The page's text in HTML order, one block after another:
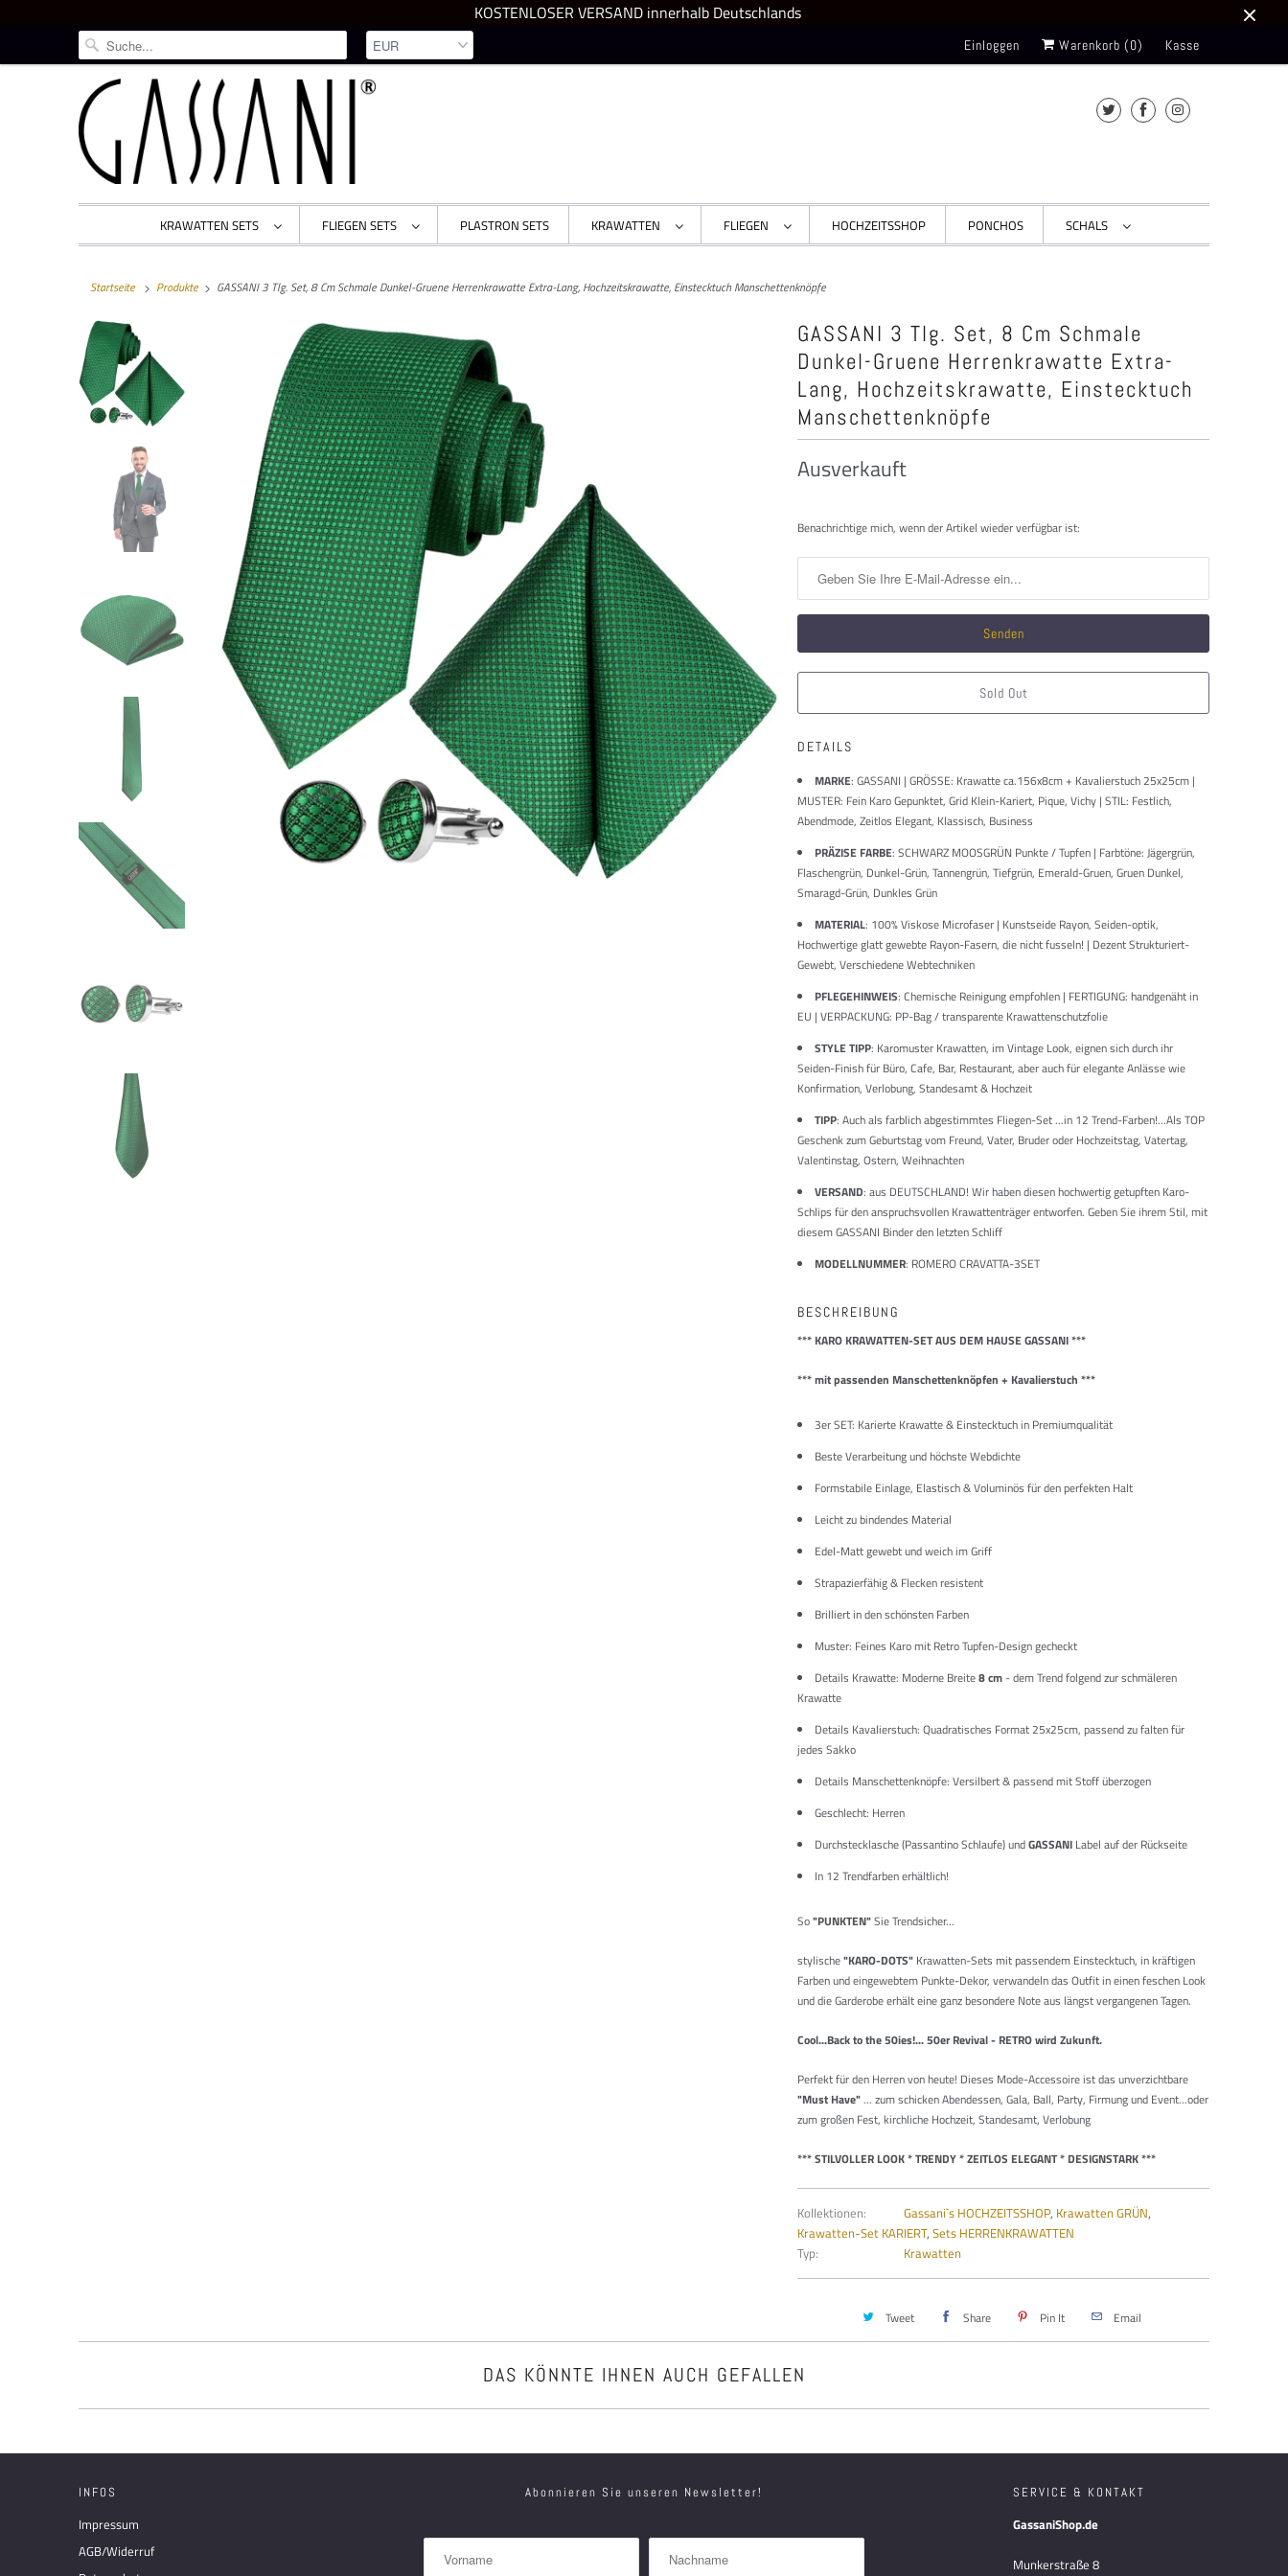
KOSTENLOSER VERSAND innerhalb Deutschlands
Einloggen Warenkorb (0) Kasse
KRAWATTEN SETS FLIEGEN SETS PLASTRON SETS KRAWATTEN FLIEGEN HOCHZEITSSHOP PONCHOS SCHALS
Startseite Produkte GASSANI 3 Tlg. Set, 8 Cm Schmale Dunkel-Gruene Herrenkrawatte Extra-Lang, Hochzeitskrawatte, Einstecktuch Manschettenknöpfe
GASSANI 3 Tlg. Set, 8 Cm Schmale
Dunkel-Gruene Herrenkrawatte Extra-
Lang, Hochzeitskrawatte, Einstecktuch
Manschettenknöpfe
Ausverkauft
Benachrichtigen
wenn
verfügbar
ist:
Benachrichtige mich, wenn der Artikel wieder verfügbar ist:
Sold Out
DETAILS
MARKE: GASSANI | GRÖSSE: Krawatte ca.156x8cm + Kavalierstuch 25x25cm |
MUSTER: Fein Karo Gepunktet, Grid Klein-Kariert, Pique, Vichy | STIL: Festlich,
Abendmode, Zeitlos Elegant, Klassisch, Business
PRÄZISE FARBE: SCHWARZ MOOSGRÜN Punkte / Tupfen | Farbtöne: Jägergrün,
Flaschengrün, Dunkel-Grün, Tannengrün, Tiefgrün, Emerald-Gruen, Gruen Dunkel,
Smaragd-Grün, Dunkles Grün
MATERIAL: 100% Viskose Microfaser | Kunstseide Rayon, Seiden-optik,
Hochwertige glatt gewebte Rayon-Fasern, die nicht fusseln! | Dezent Strukturiert-
Gewebt, Verschiedene Webtechniken
PFLEGEHINWEIS: Chemische Reinigung empfohlen | FERTIGUNG: handgenäht in
EU | VERPACKUNG: PP-Bag / transparente Krawattenschutzfolie
STYLE TIPP: Karomuster Krawatten, im Vintage Look, eignen sich durch ihr
Seiden-Finish für Büro, Cafe, Bar, Restaurant, aber auch für elegante Anlässe wie
Konfirmation, Verlobung, Standesamt & Hochzeit
TIPP: Auch als farblich abgestimmtes Fliegen-Set ...in 12 Trend-Farben!...Als TOP
Geschenk zum Geburtstag vom Freund, Vater, Bruder oder Hochzeitstag, Vatertag,
Valentinstag, Ostern, Weihnachten
VERSAND: aus DEUTSCHLAND! Wir haben diesen hochwertig getupften Karo-
Schlips für den anspruchsvollen Krawattenträger entworfen. Geben Sie ihrem Stil, mit
diesem GASSANI Binder den letzten Schliff
MODELLNUMMER: ROMERO CRAVATTA-3SET
BESCHREIBUNG
*** KARO KRAWATTEN-SET AUS DEM HAUSE GASSANI ***
*** mit passenden Manschettenknöpfen + Kavalierstuch ***
3er SET: Karierte Krawatte & Einstecktuch in Premiumqualität
Beste Verarbeitung und höchste Webdichte
Formstabile Einlage, Elastisch & Voluminös für den perfekten Halt
Leicht zu bindendes Material
Edel-Matt gewebt und weich im Griff
Strapazierfähig & Flecken resistent
Brilliert in den schönsten Farben
Muster: Feines Karo mit Retro Tupfen-Design gecheckt
Details Krawatte: Moderne Breite8 cm- dem Trend folgend zur schmäleren
Krawatte
Details Kavalierstuch: Quadratisches Format 25x25cm, passend zu falten für
jedes Sakko
Details Manschettenknöpfe: Versilbert & passend mit Stoff überzogen
Geschlecht: Herren
Durchstecklasche (Passantino Schlaufe) undGASSANI Label auf der Rückseite
In 12 Trendfarben erhältlich!
So"PUNKTEN"Sie Trendsicher...
stylische"KARO-DOTS" Krawatten-Sets mit passendem Einstecktuch, in kräftigen
Farben und eingewebtem Punkte-Dekor, verwandeln das Outfit in einen feschen Look
und die Garderobe erhält eine ganz besondere Note aus längst vergangenen Tagen.
Cool...Back to the 50ies!... 50er Revival - RETRO wird Zukunft.
Perfekt für den Herren von heute! Dieses Mode-Accessoire ist das unverzichtbare
"Must Have"... zum schicken Abendessen, Gala, Ball, Party, Firmung und Event...oder
zum großen Fest, kirchliche Hochzeit, Standesamt, Verlobung
*** STILVOLLER LOOK * TRENDY * ZEITLOS ELEGANT * DESIGNSTARK ***
Kollektionen: Gassani`s HOCHZEITSSHOP, Krawatten GRÜN,
Krawatten-Set KARIERT, Sets HERRENKRAWATTEN
Typ:
Krawatten
Tweet Share Pin It Email
DAS KÖNNTE IHNEN AUCH GEFALLEN
INFOS
Impressum
AGB/Widerruf
Abonnieren Sie unseren Newsletter! SERVICE & KONTAKT
GassaniShop.de
Munkerstraße 8